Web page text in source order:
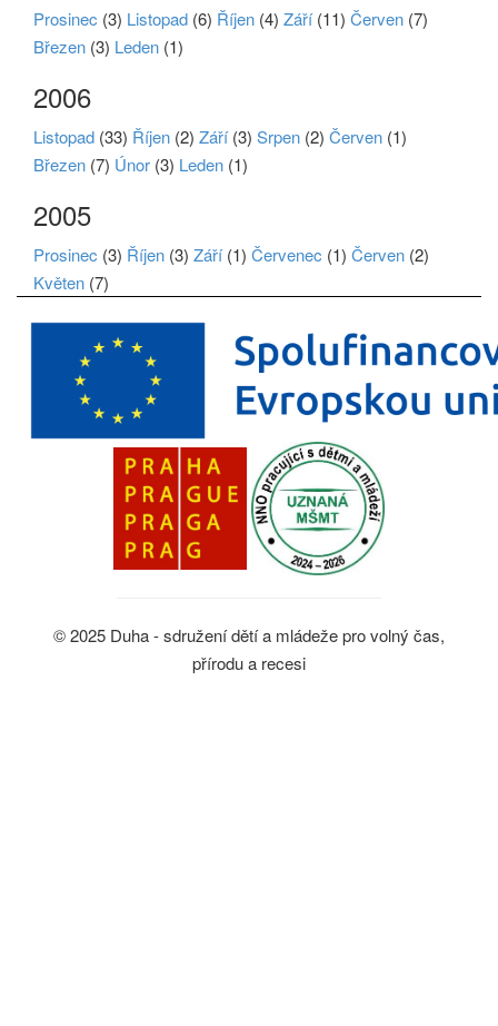
Prosinec (3) Listopad (6) Říjen (4) Září(11) Červen (7)
Březen (3) Leden (1)
2006
Listopad (33) Říjen (2) Září(3) Srpen (2) Červen (1)
Březen (7) Únor (3) Leden (1)
2005
Prosinec (3) Říjen (3) Září(1) Červenec (1) Červen (2)
Květen (7)
© 2025 Duha - sdružení dětí a mládeže pro volný čas,
přírodu a recesi